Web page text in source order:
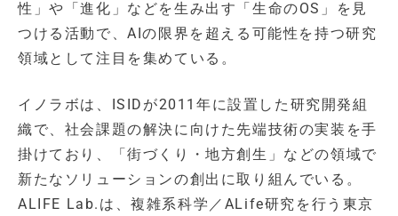
性」や「進化」などを生み出す「生命のOS」を見
つける活動で、AIの限界を超える可能性を持つ研究
領域として注目を集めている。
イノラボは、ISIDが2011年に設置した研究開発組
織で、社会課題の解決に向けた先端技術の実装を手
掛けており、「街づくり・地方創生」などの領域で
新たなソリューションの創出に取り組んでいる。
ALIFE Lab.は、複雑系科学／ALife研究を行う東京